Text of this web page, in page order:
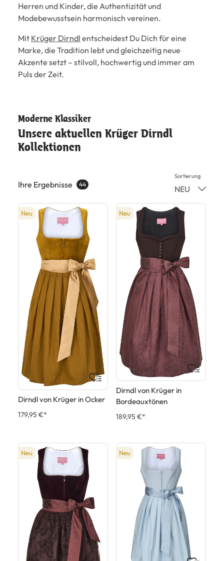
Herren und Kinder, die Authentizität und
Modebewusstsein harmonisch vereinen.
Mit Krüger Dirndl entscheidest Du Dich für eine
Marke, die Tradition lebt und gleichzeitig neue
Akzente setzt – stilvoll, hochwertig und immer am
Puls der Zeit.
Moderne Klassiker
Unsere aktuellen Krüger Dirndl
Kollektionen
Ihre Ergebnisse 44
Sortierung
NEU
Neu
Dirndl von Krüger in Ocker
179,95 €*
Neu
Dirndl von Krüger in
Bordeauxtönen
189,95 €*
Neu Neu